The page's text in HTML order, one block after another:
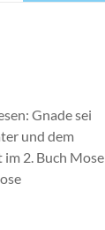
Gnade sei
und dem
2. Buch Mose